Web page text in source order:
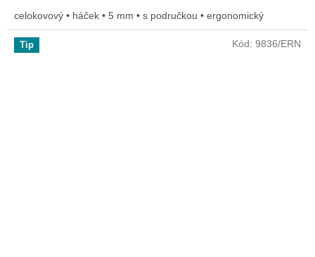
celokovový • háček • 5 mm • s područkou • ergonomický
Tip Kód: 9836/ERN